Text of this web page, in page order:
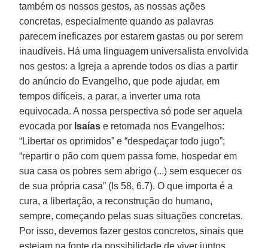
também os nossos gestos, as nossas ações
concretas, especialmente quando as palavras
parecem ineficazes por estarem gastas ou por serem
inaudíveis. Há uma linguagem universalista envolvida
nos gestos: a Igreja a aprende todos os dias a partir
do anúncio do Evangelho, que pode ajudar, em
tempos difíceis, a parar, a inverter uma rota
equivocada. A nossa perspectiva só pode ser aquela
evocada por Isaías e retomada nos Evangelhos:
“Libertar os oprimidos” e “despedaçar todo jugo”;
“repartir o pão com quem passa fome, hospedar em
sua casa os pobres sem abrigo (...) sem esquecer os
de sua própria casa” (Is 58, 6.7). O que importa é a
cura, a libertação, a reconstrução do humano,
sempre, começando pelas suas situações concretas.
Por isso, devemos fazer gestos concretos, sinais que
estejam na fonte da possibilidade de viver juntos.